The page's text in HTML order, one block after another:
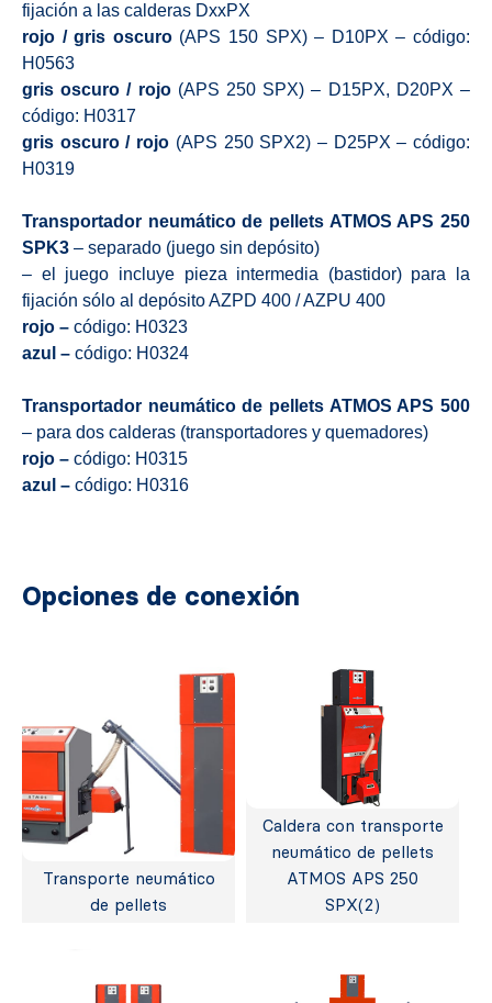
fijación a las calderas DxxPX
rojo / gris oscuro (APS 150 SPX) – D10PX – código:
H0563
gris oscuro / rojo (APS 250 SPX) – D15PX, D20PX –
código: H0317
gris oscuro / rojo (APS 250 SPX2) – D25PX – código:
H0319
Transportador neumático de pellets ATMOS APS 250
SPK3 – separado (juego sin depósito)
– el juego incluye pieza intermedia (bastidor) para la
fijación sólo al depósito AZPD 400 / AZPU 400
rojo – código: H0323
azul – código: H0324
Transportador neumático de pellets ATMOS APS 500
– para dos calderas (transportadores y quemadores)
rojo – código: H0315
azul – código: H0316
Opciones de conexión
Transporte neumático
de pellets
Caldera con transporte
neumático de pellets
ATMOS APS 250
SPX(2)